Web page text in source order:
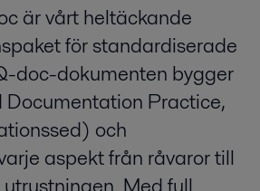
är vårt heltäckande
för standardiserade
doc-dokumenten bygger
Practice,
och
aspekt från råvaror till